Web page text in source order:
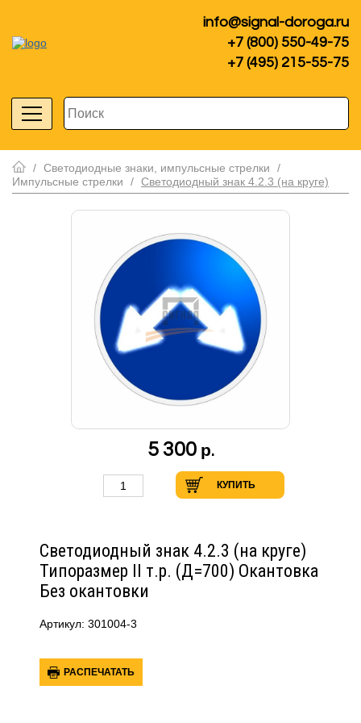
info@signal-doroga.ru
+7 (800) 550-49-75
+7 (495) 215-55-75
/ Светодиодные знаки, импульсные стрелки
/
Импульсные стрелки
/ Светодиодный знак 4.2.3 (на круге)
Светодиодный знак 4.2.3 (на круге)
Типоразмер II т.р. (Д=700) Окантовка
Без окантовки
Артикул: 301004-3
РАСПЕЧАТАТЬ
5 300 р.
КУПИТЬ